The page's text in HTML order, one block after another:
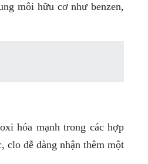
môi hữu cơ như benzen,
hóa mạnh trong các hợp
clo dễ dàng nhận thêm một